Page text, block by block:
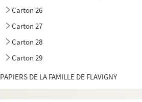
Carton 26
Carton 27
Carton 28
Carton 29
PAPIERS DE LA FAMILLE DE FLAVIGNY